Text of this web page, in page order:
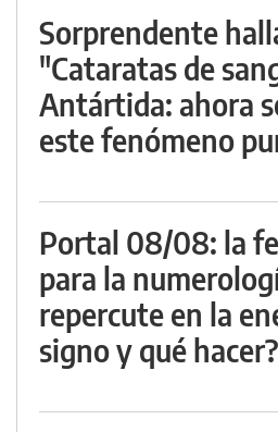
Sorprendente
"Cataratas de
Antártida: ahora
este fenómeno
Portal 08/08: la
para la
repercute en la
signo y qué hacer?